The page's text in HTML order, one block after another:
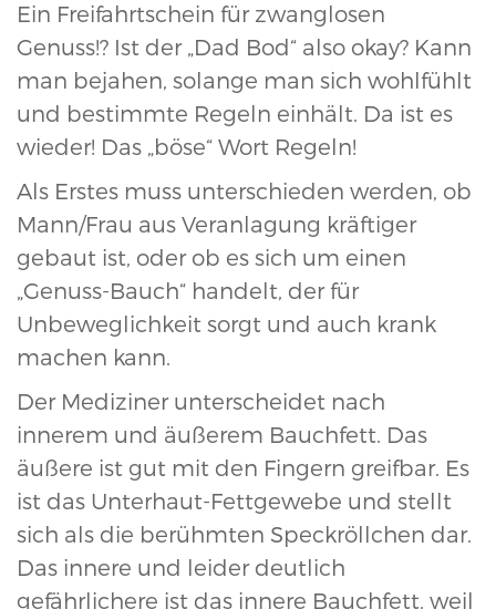
Ein Freifahrtschein für zwanglosen
Genuss!? Ist der „Dad Bod“ also okay? Kann
man bejahen, solange man sich wohlfühlt
und bestimmte Regeln einhält. Da ist es
wieder! Das „böse“ Wort Regeln!
Als Erstes muss unterschieden werden, ob
Mann/Frau aus Veranlagung kräftiger
gebaut ist, oder ob es sich um einen
„Genuss-Bauch“ handelt, der für
Unbeweglichkeit sorgt und auch krank
machen kann.
Der Mediziner unterscheidet nach
innerem und äußerem Bauchfett. Das
äußere ist gut mit den Fingern greifbar. Es
ist das Unterhaut-Fettgewebe und stellt
sich als die berühmten Speckröllchen dar.
Das innere und leider deutlich
gefährlichere ist das innere Bauchfett, weil